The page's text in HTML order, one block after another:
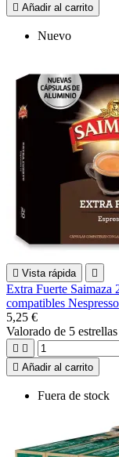
 Añadir al carrito
Nuevo
 Vista rápida 
Extra Fuerte
compatibles Nespresso
5,25 €
Valorado de 5
 
 Añadir al carrito
Fuera de stock